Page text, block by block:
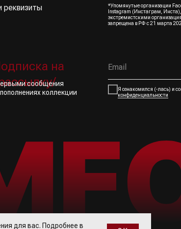
Я ознакомился (-лась) и
конфиденциальности
на
сообщения
коллекции
реквизиты
*Упомянутые организации
Instagram (Инстаграм,
экстремистскими
запрещена в РФ с 21 марта
для вас. Подробнее в